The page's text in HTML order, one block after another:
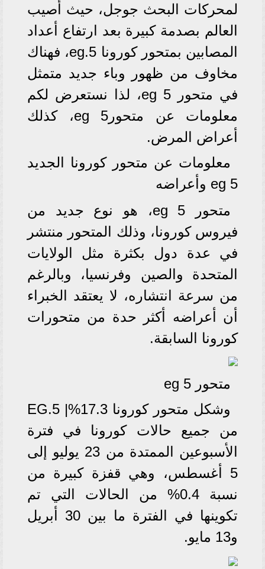
لمحركات البحث جوجل، حيث أصيب
العالم بصدمة كبيرة بعد ارتفاع أعداد
المصابين بمتحور كورونا eg.5، فهناك
مخاوف من ظهور وباء جديد متمثل
في متحور eg 5، لذا نستعرض لكم
معلومات عن متحورeg 5، كذلك
أعراض المرض.
معلومات عن متحور كورونا الجديد
eg 5 وأعراضه
متحور eg 5، هو نوع جديد من
فيروس كورونا، وذلك المتحور منتشر
في عدة دول بكثرة مثل الولايات
المتحدة والصين وفرنسيا، وبالرغم
من سرعة انتشاره، لا يعتقد الخبراء
أن أعراضه أكثر حدة من متحورات
كورونا السابقة.
متحور eg 5
وشكل متحور كورونا EG.5 |%17.3
من جميع حالات كورونا في فترة
الأسبوعين الممتدة من 23 يوليو إلى
5 أغسطس، وهي قفزة كبيرة من
نسبة 0.4% من الحالات التي تم
تكوينها في الفترة ما بين 30 أبريل
و13 مايو.